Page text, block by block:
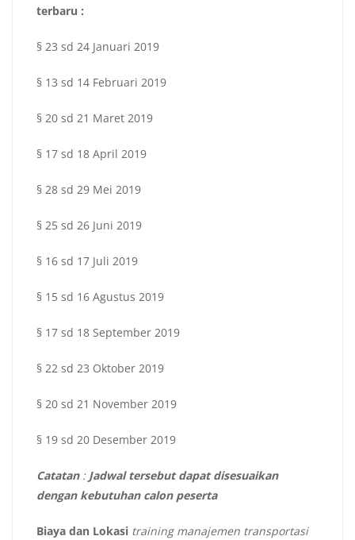
terbaru :
§ 23 sd 24 Januari 2019
§ 13 sd 14 Februari 2019
§ 20 sd 21 Maret 2019
§ 17 sd 18 April 2019
§ 28 sd 29 Mei 2019
§ 25 sd 26 Juni 2019
§ 16 sd 17 Juli 2019
§ 15 sd 16 Agustus 2019
§ 17 sd 18 September 2019
§ 22 sd 23 Oktober 2019
§ 20 sd 21 November 2019
§ 19 sd 20 Desember 2019
Catatan : Jadwal tersebut dapat disesuaikan
dengan kebutuhan calon peserta
Biaya dan Lokasi training manajemen transportasi